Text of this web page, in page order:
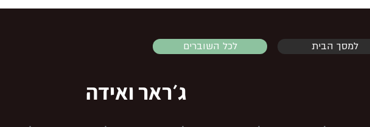
לכל השוברים למסך הבית
ג׳ראר ואידה